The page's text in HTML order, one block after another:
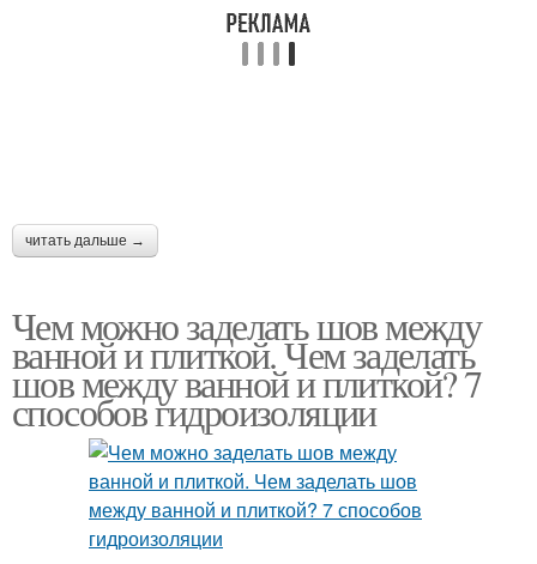
читать дальше →
Чем можно заделать шов между
ванной и плиткой. Чем заделать
шов между ванной и плиткой? 7
способов гидроизоляции